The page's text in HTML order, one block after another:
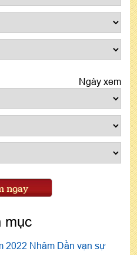
Ngày xem
ngay
mục
2022 Nhâm Dần vạn sự